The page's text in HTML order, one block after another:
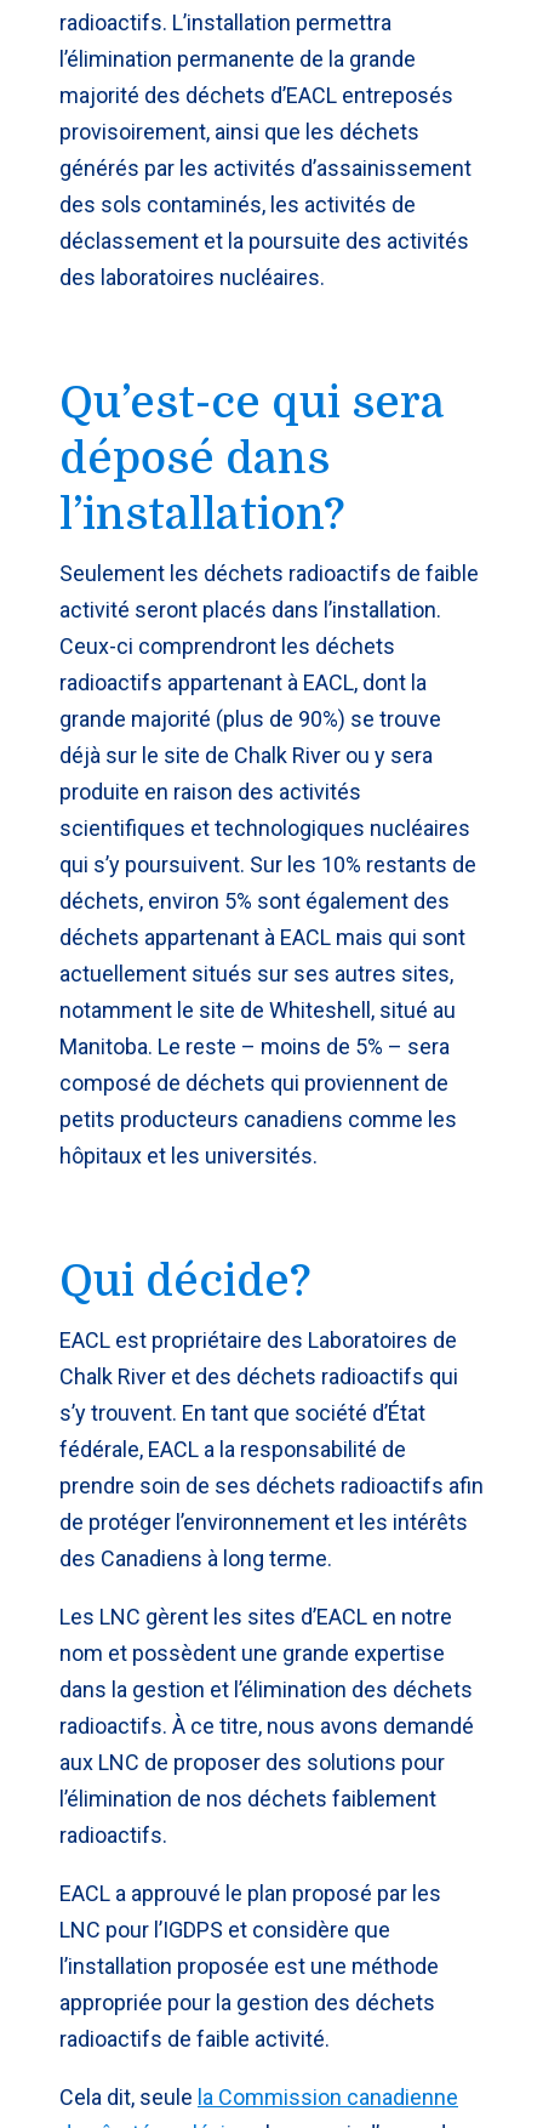
radioactifs. L’installation permettra
l’élimination permanente de la grande
majorité des déchets d’EACL entreposés
provisoirement, ainsi que les déchets
générés par les activités d’assainissement
des sols contaminés, les activités de
déclassement et la poursuite des activités
des laboratoires nucléaires.
Qu’est-ce qui sera
déposé dans
l’installation?
Seulement les déchets radioactifs de faible
activité seront placés dans l’installation.
Ceux-ci comprendront les déchets
radioactifs appartenant à EACL, dont la
grande majorité (plus de 90%) se trouve
déjà sur le site de Chalk River ou y sera
produite en raison des activités
scientifiques et technologiques nucléaires
qui s’y poursuivent. Sur les 10% restants de
déchets, environ 5% sont également des
déchets appartenant à EACL mais qui sont
actuellement situés sur ses autres sites,
notamment le site de Whiteshell, situé au
Manitoba. Le reste – moins de 5% – sera
composé de déchets qui proviennent de
petits producteurs canadiens comme les
hôpitaux et les universités.
Qui décide?
EACL est propriétaire des Laboratoires de
Chalk River et des déchets radioactifs qui
s’y trouvent. En tant que société d’État
fédérale, EACL a la responsabilité de
prendre soin de ses déchets radioactifs afin
de protéger l’environnement et les intérêts
des Canadiens à long terme.
Les LNC gèrent les sites d’EACL en notre
nom et possèdent une grande expertise
dans la gestion et l’élimination des déchets
radioactifs. À ce titre, nous avons demandé
aux LNC de proposer des solutions pour
l’élimination de nos déchets faiblement
radioactifs.
EACL a approuvé le plan proposé par les
LNC pour l’IGDPS et considère que
l’installation proposée est une méthode
appropriée pour la gestion des déchets
radioactifs de faible activité.
Cela dit, seule la Commission canadienne